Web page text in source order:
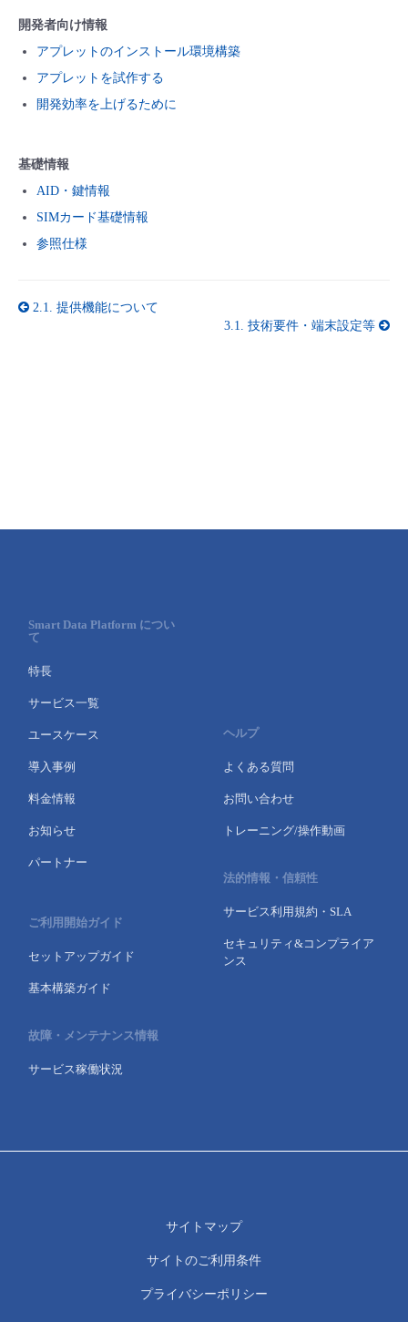
開発者向け情報
アプレットのインストール環境構築
アプレットを試作する
開発効率を上げるために
基礎情報
AID・鍵情報
SIMカード基礎情報
参照仕様
2.1. 提供機能について
3.1. 技術要件・端末設定等
Smart Data Platform につい
て
特長
サービス一覧
ユースケース
導入事例
料金情報
お知らせ
パートナー
ご利用開始ガイド
セットアップガイド
基本構築ガイド
故障・メンテナンス情報
サービス稼働状況
ヘルプ
よくある質問
お問い合わせ
トレーニング/操作動画
法的情報・信頼性
サービス利用規約・SLA
セキュリティ&コンプライア
ンス
サイトマップ
サイトのご利用条件
プライバシーポリシー